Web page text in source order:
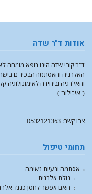
אודות ד"ר שדה
ד"ר קובי שדה הינו רופא מומחה
האלרגיה והאסתמה הבכירים
והאלרגיה וביחידה
("איכילוב")
צרו קשר: 0532121363
תחומי טיפול
אסתמה ובעיות נשימה
נזלת אלרגית
האם אפשר לחסן כנגד